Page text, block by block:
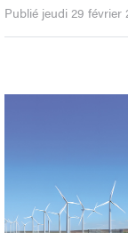
Publié jeudi 29 février